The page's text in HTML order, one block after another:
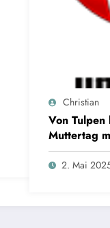
Christian
Von
Muttertag
2. Mai